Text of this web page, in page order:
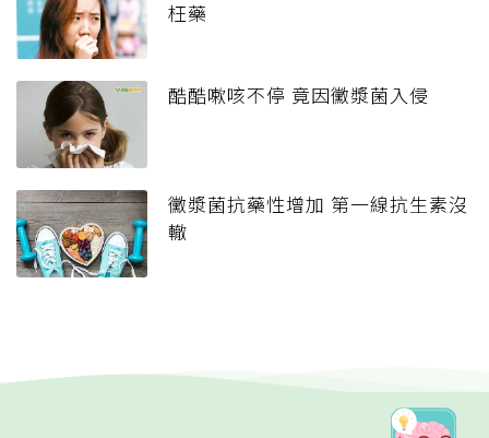
枉藥
酷酷嗽咳不停 竟因黴漿菌入侵
黴漿菌抗藥性增加 第一線抗生素沒
轍